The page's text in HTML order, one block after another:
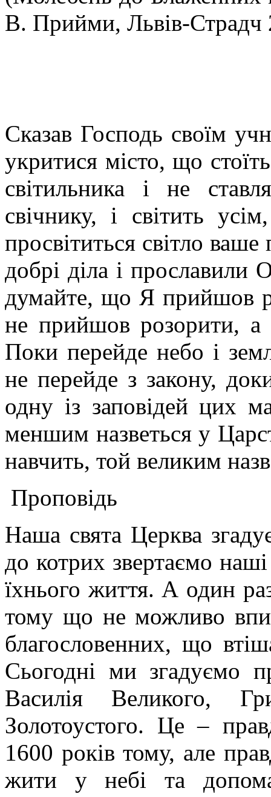
В. Прийми, Львів-Страдч
Сказав Господь своїм
укритися місто, що
світильника і не
свічнику, і світить
просвітиться світло
добрі діла і
думайте, що Я прийшов
не прийшов розорити, а
Поки перейде небо і
не перейде з закону,
одну із заповідей цих
меншим назветься у
навчить, той великим
Проповідь
Наша свята Церква
до котрих звертаємо
їхнього життя. А один
тому що не можливо
благословенних, що
Сьогодні ми згадуємо
Василія Великого,
Золотоустого. Це –
1600 років тому, але
жити у небі та